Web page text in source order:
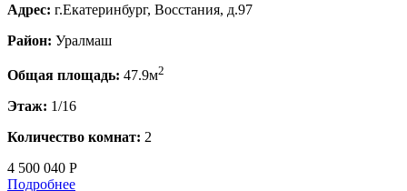
Адрес: г.Екатеринбург, Восстания, д.97
Район: Уралмаш
Общая площадь: 47.9м2
Этаж: 1/16
Количество комнат: 2
4 500 040 Р
Подробнее